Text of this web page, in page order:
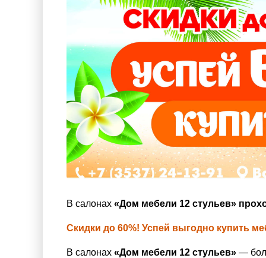
В салонах «Дом мебели 12 стульев»
Скидки до 60%! Успей выгодно купить
В салонах «Дом мебели 12 стульев» —